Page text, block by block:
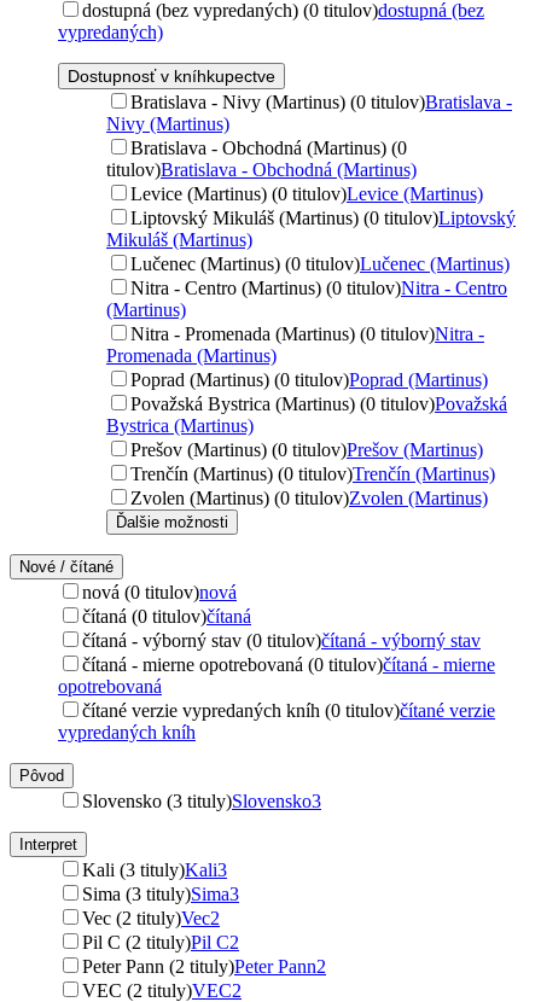
dostupná (bez vypredaných) (0 titulov)dostupná (bez
vypredaných)
Dostupnosť v kníhkupectve
Bratislava - Nivy (Martinus) (0 titulov)Bratislava -
Nivy (Martinus)
Bratislava - Obchodná (Martinus) (0
titulov)Bratislava - Obchodná (Martinus)
Levice (Martinus) (0 titulov)Levice (Martinus)
Liptovský Mikuláš (Martinus) (0 titulov)Liptovský
Mikuláš (Martinus)
Lučenec (Martinus) (0 titulov)Lučenec (Martinus)
Nitra - Centro (Martinus) (0 titulov)Nitra - Centro
(Martinus)
Nitra - Promenada (Martinus) (0 titulov)Nitra -
Promenada (Martinus)
Poprad (Martinus) (0 titulov)Poprad (Martinus)
Považská Bystrica (Martinus) (0 titulov)Považská
Bystrica (Martinus)
Prešov (Martinus) (0 titulov)Prešov (Martinus)
Trenčín (Martinus) (0 titulov)Trenčín (Martinus)
Zvolen (Martinus) (0 titulov)Zvolen (Martinus)
Ďalšie možnosti
Nové / čítané
nová (0 titulov)nová
čítaná (0 titulov)čítaná
čítaná - výborný stav (0 titulov)čítaná - výborný stav
čítaná - mierne opotrebovaná (0 titulov)čítaná - mierne
opotrebovaná
čítané verzie vypredaných kníh (0 titulov)čítané verzie
vypredaných kníh
Pôvod
Slovensko (3 tituly)Slovensko3
Interpret
Kali (3 tituly)Kali3
Sima (3 tituly)Sima3
Vec (2 tituly)Vec2
Pil C (2 tituly)Pil C2
Peter Pann (2 tituly)Peter Pann2
VEC (2 tituly)VEC2